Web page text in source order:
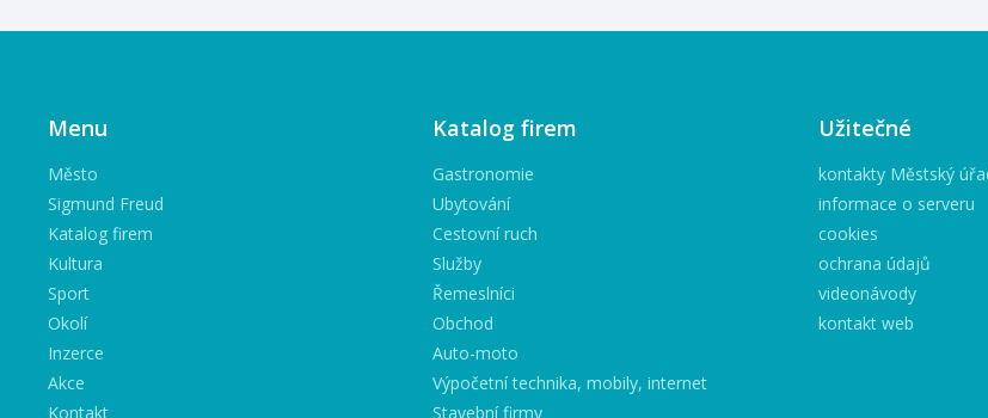
Menu
Město
Sigmund Freud
Katalog firem
Kultura
Sport
Okolí
Inzerce
Akce
Kontakt
Katalog firem
Gastronomie
Ubytování
Cestovní ruch
Služby
Řemeslníci
Obchod
Auto-moto
Výpočetní technika, mobily, internet
Stavební firmy
Užitečné
kontakty Městský
informace o serveru
cookies
ochrana údajů
videonávody
kontakt web